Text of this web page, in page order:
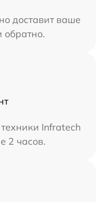
доставит ваше
обратно.
Infratech
2 часов.